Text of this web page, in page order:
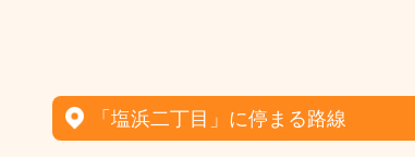
「塩浜二丁目」に停まる路線